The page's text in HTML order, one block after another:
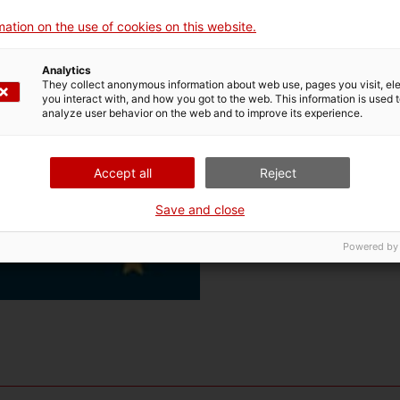
on the use of cookies on this website.
Analytics
They collect anonymous information about web use, pages you visit,
you interact with, and how you got to the web. This information is used
analyze user behavior on the web and to improve its experience.
Accept all Reject
Save and close
Powered by